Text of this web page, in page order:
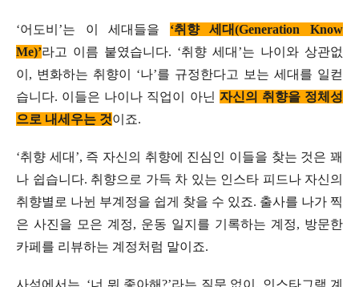
‘어도비’는 이 세대들을 ‘취향 세대(Generation Know
Me)’라고 이름 붙였습니다. ‘취향 세대’는 나이와 상관없
이, 변화하는 취향이 ‘나’를 규정한다고 보는 세대를 일컫
습니다. 이들은 나이나 직업이 아닌 자신의 취향을 정체성
으로 내세우는 것이죠.
‘취향 세대’, 즉 자신의 취향에 진심인 이들을 찾는 것은 꽤
나 쉽습니다. 취향으로 가득 차 있는 인스타 피드나 자신의
취향별로 나뉜 부계정을 쉽게 찾을 수 있죠. 출사를 나가 찍
은 사진을 모은 계정, 운동 일지를 기록하는 계정, 방문한
카페를 리뷰하는 계정처럼 말이죠.
사석에서는, ‘너 뭐 좋아해?’라는 질문 없이, 인스타그램 계